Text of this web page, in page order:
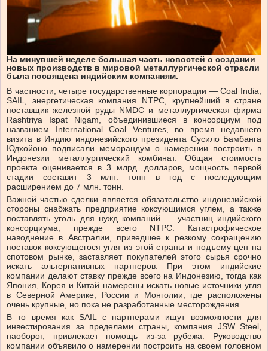
На минувшей неделе большая часть новостей о создании
новых производств в мировой металлургической отрасли
была посвящена индийским компаниям.
В частности, четыре государственные корпорации — Coal India,
SAIL, энергетическая компания NTPC, крупнейший в стране
поставщик железной руды NMDC и металлургическая фирма
Rashtriya Ispat Nigam, объединившиеся в консорциум под
названием International Coal Ventures, во время недавнего
визита в Индию индонезийского президента Сусило Бамбанга
Юдхойоно подписали меморандум о намерении построить в
Индонезии металлургический комбинат. Общая стоимость
проекта оценивается в 3 млрд. долларов, мощность первой
стадии составит 3 млн. тонн в год с последующим
расширением до 7 млн. тонн.
Важной частью сделки является обязательство индонезийской
стороны снабжать предприятие коксующимся углем, а также
поставлять уголь для нужд компаний — участниц индийского
консорциума, прежде всего NTPC. Катастрофическое
наводнение в Австралии, приведшее к резкому сокращению
поставок коксующегося угля из этой страны и подъему цен на
спотовом рынке, заставляет покупателей этого сырья срочно
искать альтернативных партнеров. При этом индийские
компании делают ставку прежде всего на Индонезию, тогда как
Япония, Корея и Китай намерены искать новые источники угля
в Северной Америке, России и Монголии, где расположены
очень крупные, но пока не разработанные месторождения.
В то время как SAIL с партнерами ищут возможности для
инвестирования за пределами страны, компания JSW Steel,
наоборот, привлекает помощь из-за рубежа. Руководство
компании объявило о намерении построить на своем головном